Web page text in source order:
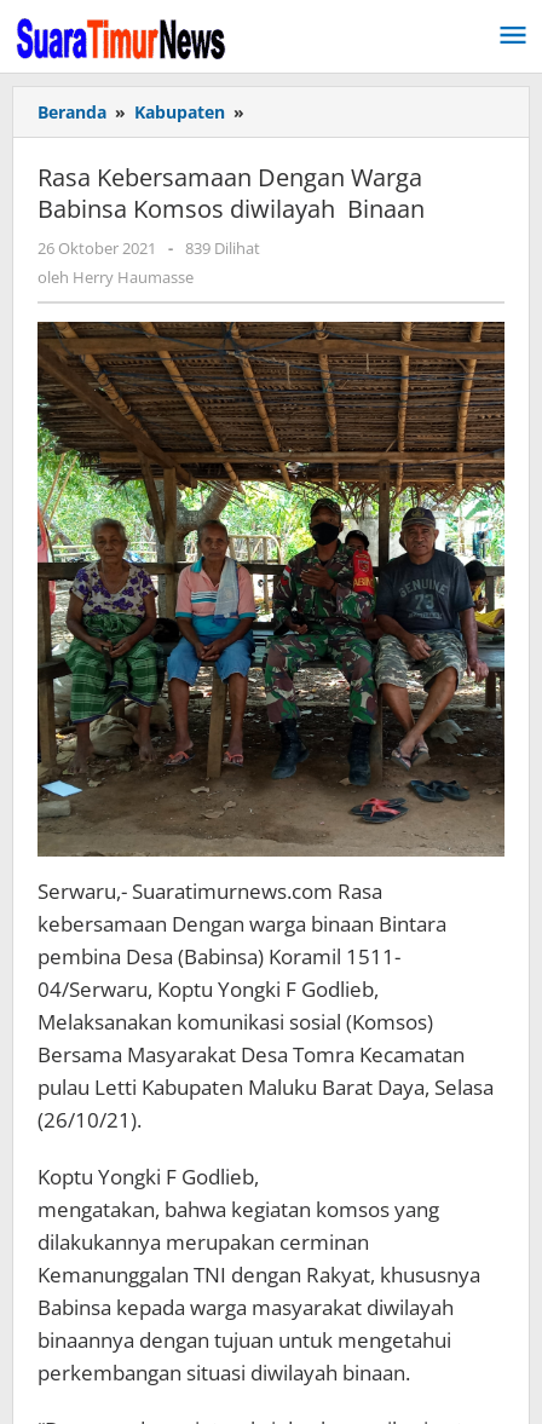
Lewati
ke
konten
Beranda » Kabupaten »
Kebersamaan
Warga
Babinsa
Komsos
Rasa Kebersamaan Dengan Warga
Babinsa Komsos diwilayah Binaan
26 Oktober 2021
oleh
Herry
- 839 Dilihat
oleh Herry Haumasse
Serwaru,- Suaratimurnews.com Rasa
kebersamaan Dengan warga binaan Bintara
pembina Desa (Babinsa) Koramil 1511-
04/Serwaru, Koptu Yongki F Godlieb,
Melaksanakan komunikasi sosial (Komsos)
Bersama Masyarakat Desa Tomra Kecamatan
pulau Letti Kabupaten Maluku Barat Daya, Selasa
(26/10/21).
Koptu Yongki F Godlieb,
mengatakan, bahwa kegiatan komsos yang
dilakukannya merupakan cerminan
Kemanunggalan TNI dengan Rakyat, khususnya
Babinsa kepada warga masyarakat diwilayah
binaannya dengan tujuan untuk mengetahui
perkembangan situasi diwilayah binaan.